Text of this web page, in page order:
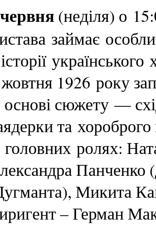
(неділя) о
займає
1926 року
сюжету —
та хороброго
ролях:
Панченко
Микита
– Герман